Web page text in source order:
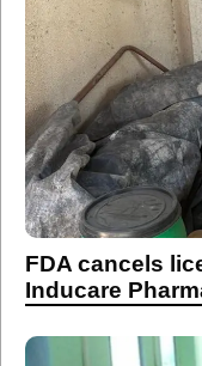
FDA cancels
Inducare